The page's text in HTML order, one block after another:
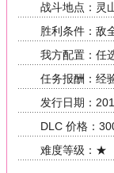
战斗地点：灵
胜利条件：敌
我方配置：任
任务报酬：经
发行日期：
DLC 价格：
难度等级：★